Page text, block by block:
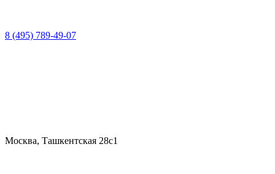
8 (495) 789-49-07
Москва, Ташкентская 28с1